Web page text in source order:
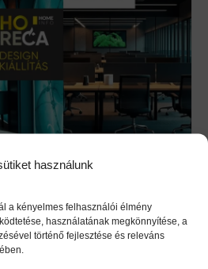
használunk
a kényelmes felhasználói élmény
használatának megkönnyítése, a
történő fejlesztése és releváns
és HORECA & OFFICE
Kiállítás
26. -2027 február 28.